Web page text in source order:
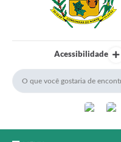
Acessibilidade